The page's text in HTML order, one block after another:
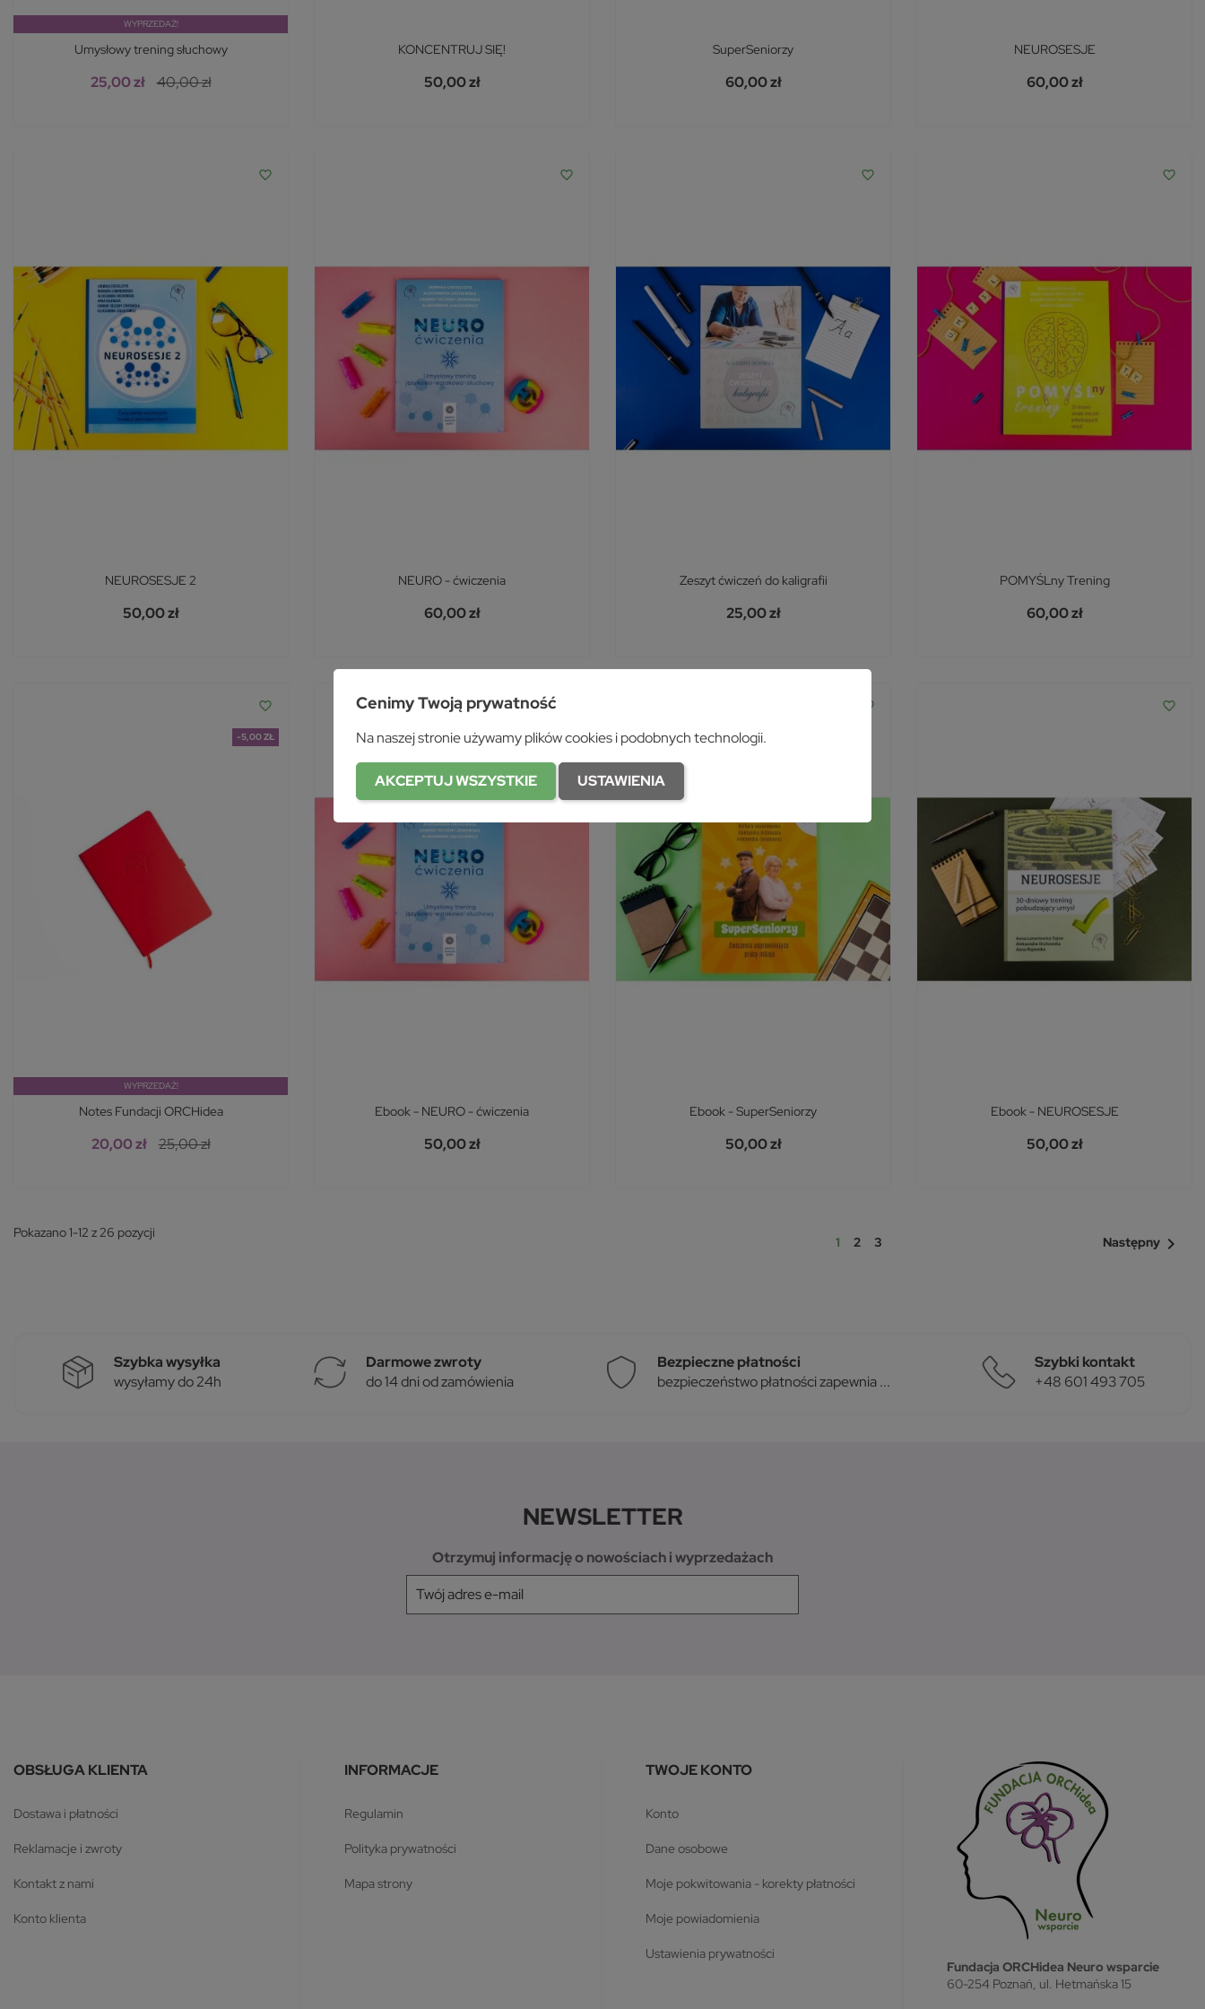
WYPRZEDAŻ!
Umysłowy trening słuchowy
25,00 zł 40,00 zł
KONCENTRUJ SIĘ!
50,00 zł
SuperSeniorzy
60,00 zł
NEUROSESJE
60,00 zł
NEUROSESJE 2
50,00 zł
favorite_border
NEURO - ćwiczenia
60,00 zł
favorite_border
Zeszyt ćwiczeń do kaligrafii
25,00 zł
favorite_border
POMYŚLny Trening
60,00 zł
favorite_border
WYPRZEDAŻ!
-5,00 ZŁ
Notes Fundacji ORCHidea
20,00 zł 25,00 zł
favorite_border
Ebook - NEURO - ćwiczenia
50,00 zł
Ebook - SuperSeniorzy
50,00 zł
favorite_border
Ebook - NEUROSESJE
50,00 zł
favorite_border
Pokazano 1-12 z 26 pozycji
1 2 3 Następny
Szybka wysyłka
wysyłamy do 24h
Darmowe zwroty
do 14 dni od zamówienia
Bezpieczne płatności
bezpieczeństwo płatności zapewnia ...
Szybki kontakt
+48 601 493 705
NEWSLETTER
Otrzymuj informację o nowościach i wyprzedażach
OBSŁUGA KLIENTA
dostawa i płatności
reklamacje i zwroty
kontakt z nami
konto klienta
INFORMACJE
regulamin
polityka prywatności
mapa strony
TWOJE KONTO
konto
dane osobowe
moje pokwitowania - korekty płatności
moje powiadomienia
ustawienia prywatności
Fundacja ORCHidea Neuro wsparcie
60-254 Poznań, ul. Hetmańska 15
Cenimy Twoją prywatność
Na naszej stronie używamy plików cookies i podobnych technologii.
AKCEPTUJ WSZYSTKIE USTAWIENIA